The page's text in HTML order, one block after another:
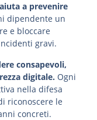
a prevenire
dipendente un
e bloccare
gravi.
consapevoli,
digitale. Ogni
nella difesa
riconoscere le
concreti.